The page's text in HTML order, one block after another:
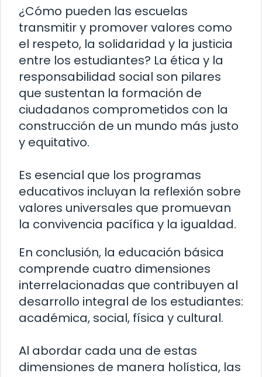
¿Cómo pueden las escuelas
transmitir y promover valores como
el respeto, la solidaridad y la justicia
entre los estudiantes? La ética y la
responsabilidad social son pilares
que sustentan la formación de
ciudadanos comprometidos con la
construcción de un mundo más justo
y equitativo.
Es esencial que los programas
educativos incluyan la reflexión sobre
valores universales que promuevan
la convivencia pacífica y la igualdad.
En conclusión, la educación básica
comprende cuatro dimensiones
interrelacionadas que contribuyen al
desarrollo integral de los estudiantes:
académica, social, física y cultural.
Al abordar cada una de estas
dimensiones de manera holística, las